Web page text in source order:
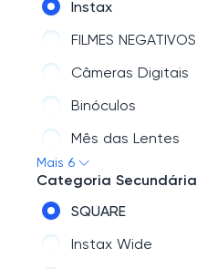
Instax
FILMES NEGATIVOS
Câmeras Digitais
Binóculos
Mês das Lentes
Para seu evento
Mais 6
Categoria Secundária
SQUARE
Instax Wide